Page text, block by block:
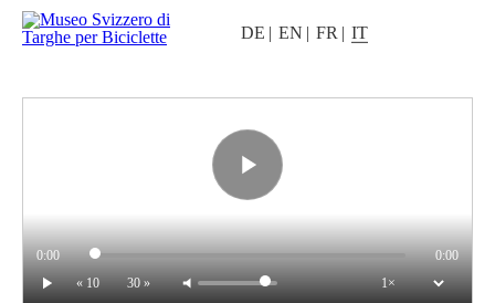
DE EN FR IT
0:00
0:00
« 10
30 »